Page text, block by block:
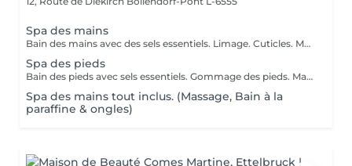
Spa des mains
Bain des mains avec des sels essentiels. Limage. Cuticles. Massage des mains
Spa des pieds
Bain des pieds avec sels essentiels. Gommage des pieds. Massage des pieds. Limage.
Spa des mains tout inclus. (Massage, Bain à la
paraffine & ongles)